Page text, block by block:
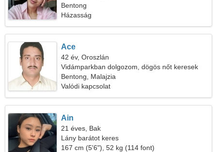
Bentong
Házasság
Ace
42 év, Oroszlán
Vidámparkban dolgozom, dögös nőt keresek
Bentong, Malajzia
Valódi kapcsolat
Ain
21 éves, Bak
Lány barátot keres
167 cm (5'6"), 52 kg (114 font)